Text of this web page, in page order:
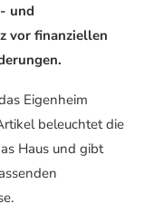
und
vor finanziellen
Eigenheim
beleuchtet die
Haus und gibt